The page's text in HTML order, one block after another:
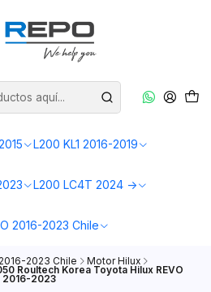
L200 KL1 2016-2019
L200 LC4T 2024 ->
2016-2023 Chile
2023 Chile Motor Hilux
Roultech Korea Toyota Hilux REVO
2016-2023